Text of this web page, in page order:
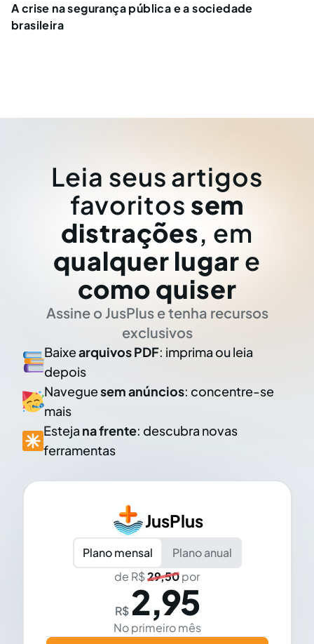
A crise na segurança pública e a sociedade
brasileira
Leia seus artigos
favoritos sem
distrações, em
qualquer lugar e
como quiser
Assine o JusPlus e tenha recursos
exclusivos
Baixearquivos PDF: imprima ou leia
depois
Naveguesem anúncios: concentre-se
mais
Esteja na frente: descubra novas
ferramentas
JusPlus
Plano mensal
Plano anual
de R$29,50por
R$ 2,95
No primeiro mês